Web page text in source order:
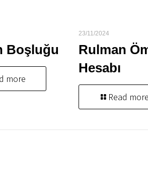
Boşluğu
more
23/11/2024
Rulman
Hesabı
Read more